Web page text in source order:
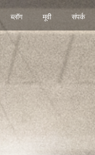
ब्लॉग मूवी संपर्क